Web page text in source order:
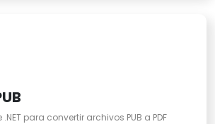
para convertir archivos PUB a PDF